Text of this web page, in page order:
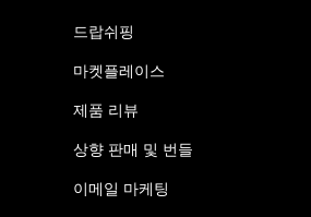
드랍쉬핑
마켓플레이스
제품 리뷰
상향 판매 및 번들
이메일 마케팅